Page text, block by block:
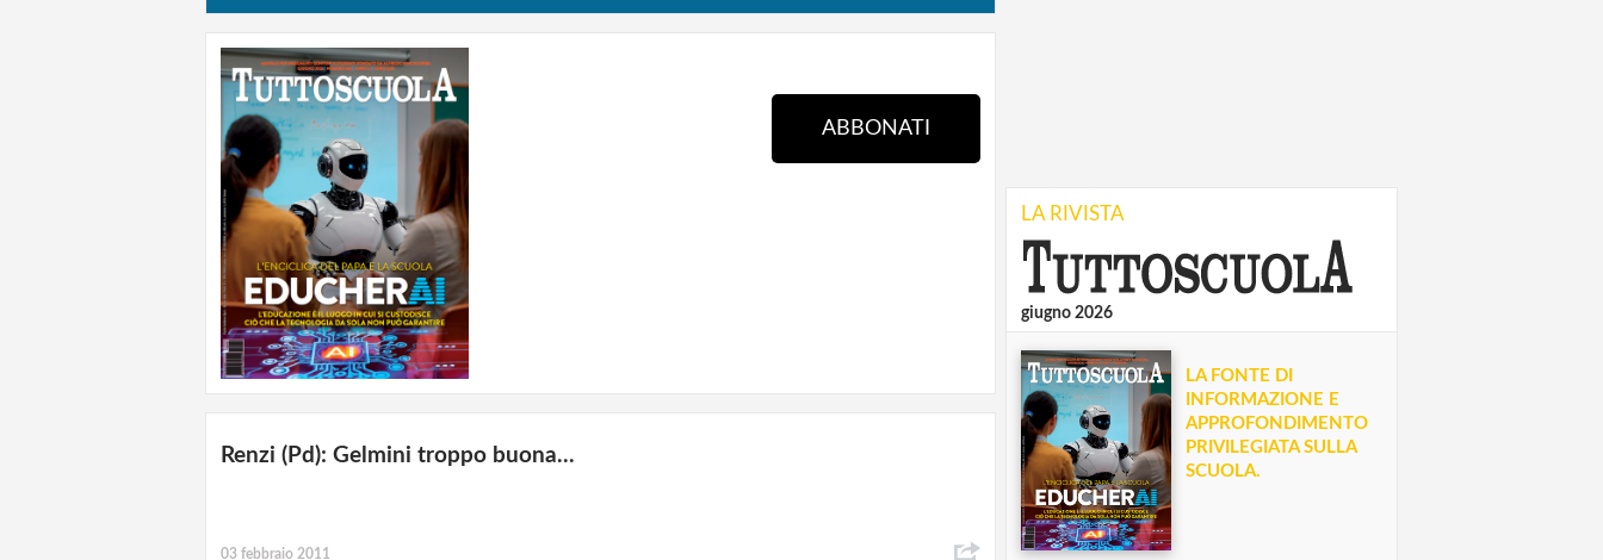
ABBONATI
Renzi (Pd): Gelmini troppo buona...
03 febbraio 2011
LA RIVISTA
giugno 2026
LA FONTE DI
INFORMAZIONE E
APPROFONDIMENTO
PRIVILEGIATA SULLA
SCUOLA.